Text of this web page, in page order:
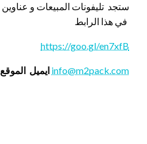
ستجد تليفونات المبيعات و
في هذا الرابط
https://goo.gl/en7xfB
info@m2pack.com ايميل